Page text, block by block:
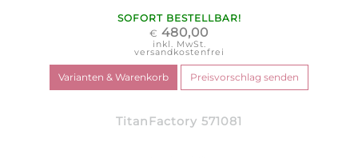
SOFORT BESTELLBAR!
€ 480,00
inkl. MwSt.
versandkostenfrei
TitanFactory 571081